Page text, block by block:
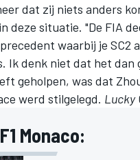
dat zij niets anders
deze situatie. "De FIA
waarbij je
Ik denk niet dat het dan
geholpen, was dat
werd stilgelegd. Lucky
Monaco: